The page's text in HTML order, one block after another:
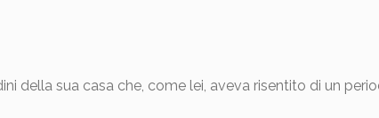
della sua casa che, come lei, aveva risentito di un